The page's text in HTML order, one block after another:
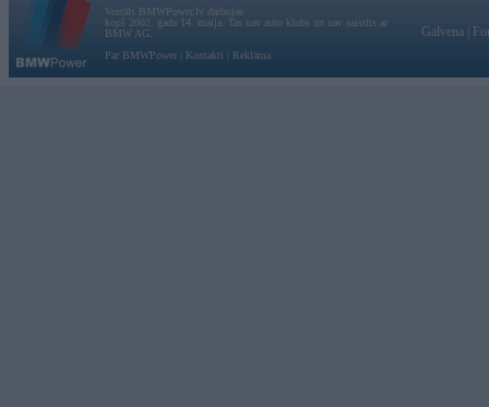
Vortāls BMWPower.lv darbojas
kopš 2002. gada 14. maija. Tas nav auto klubs un nav saistīts ar
BMW AG.
Par BMWPower
Kontakti Reklāma
Galvena